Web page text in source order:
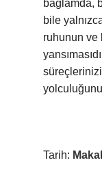
bağlamda,
bile
ruhunun ve
Tarih: